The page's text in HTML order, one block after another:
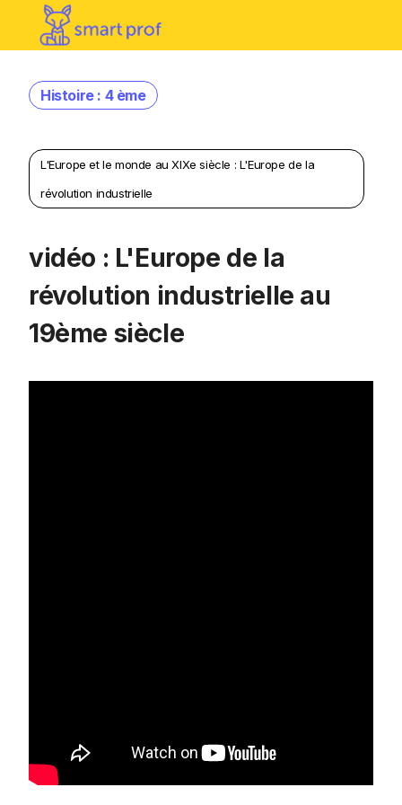
Histoire : 4 ème
L'Europe et le monde au XIXe siècle : L'Europe de la
révolution industrielle
vidéo : L'Europe de la
révolution industrielle au
19ème siècle